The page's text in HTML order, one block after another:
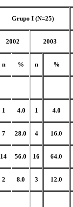
Grupo I (N=25)
2002 2003
n % n %
1 4.0 1 4.0
7 28.0 4 16.0
14 56.0 16 64.0
2 8.0 3 12.0